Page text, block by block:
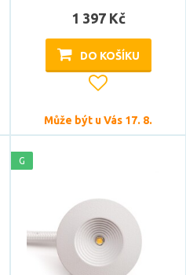
1 397 Kč
DO KOŠÍKU
Může být u Vás 17. 8.
G